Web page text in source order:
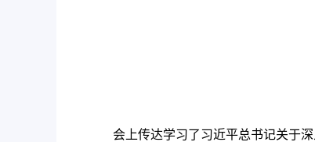
会上传达学习了习近平总书记关于